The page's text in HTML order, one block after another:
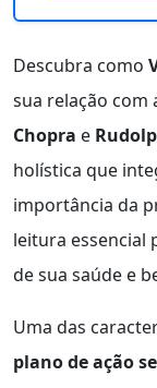
Descubra como
sua relação com
Chopra e
holística que
importância da
leitura essencial
de sua saúde e
Uma das
plano de ação